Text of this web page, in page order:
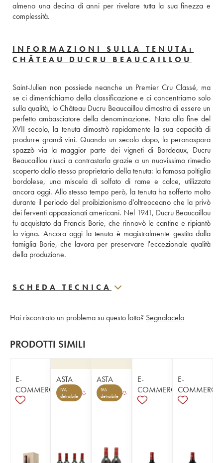
almeno una decina di anni per rivelare tutta la sua finezza e
complessità.
INFORMAZIONI SULLA TENUTA:
CHÂTEAU DUCRU BEAUCAILLOU
Saint-Julien non possiede neanche un Premier Cru Classé, ma
se ci dimentichiamo della classificazione e ci concentriamo solo
sulla qualità, lo Château Ducru Beaucaillou dimostra di essere un
perfetto ambasciatore della denominazione. Nata alla fine del
XVII secolo, la tenuta dimostrò rapidamente la sua capacità di
produrre grandi vini. Quando un secolo dopo, la peronospora
spazzò via la maggior parte dei vigneti di Bordeaux, Ducru
Beaucaillou riuscì a contrastarla grazie a un nuovissimo rimedio
scoperto dallo stesso proprietario della tenuta: la famosa poltiglia
bordolese, una miscela di solfato di rame e calce, utilizzata
ancora oggi. Allo stesso tempo però, la tenuta ha sofferto molto
durante il periodo del proibizionismo d’oltreoceano che la privò
dei ferventi appassionati americani. Nel 1941, Ducru Beaucaillou
fu acquistato da Francis Borie, che rinnovò le cantine e ripiantò
la vigna. Ancora oggi la tenuta è magistralmente gestita dalla
famiglia Borie, che lavora per preservare l'eccezionale qualità
della produzione.
SCHEDA TECNICA
Hai riscontrato un problema su questo lotto? Segnalacelo
PRODOTTI SIMILI
E-
COMMERCE
ASTA
IVA
detraibile
ASTA
IVA
detraibile
E-
COMMERCE
E-
COMMERCE